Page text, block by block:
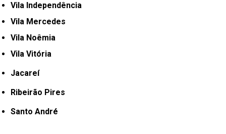
Vila Independência
Vila Mercedes
Vila Noêmia
Vila Vitória
Jacareí
Ribeirão Pires
Santo André